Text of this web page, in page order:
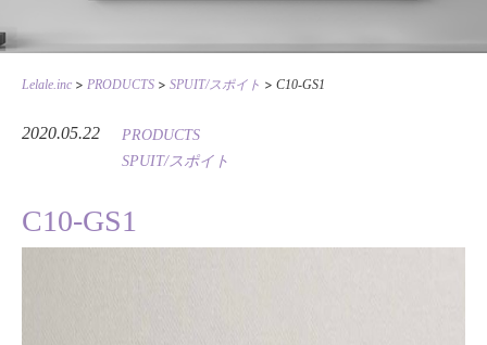
Lelale.inc > PRODUCTS > SPUIT/スポイト > C10-GS1
2020.05.22
PRODUCTS
SPUIT/スポイト
C10-GS1